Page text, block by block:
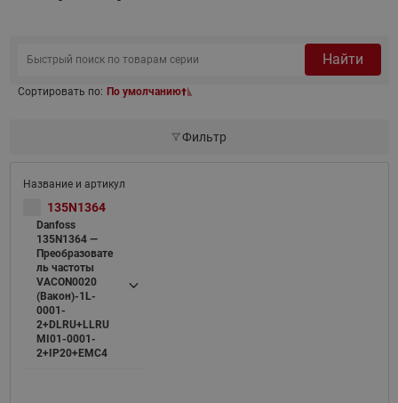
Найти
Сортировать по: По умолчанию
Фильтр
135N1364
Danfoss
135N1364 —
Преобразовате
ль частоты
VACON0020
(Вакон)-1L-
0001-
2+DLRU+LLRU
MI01-0001-
2+IP20+EMC4